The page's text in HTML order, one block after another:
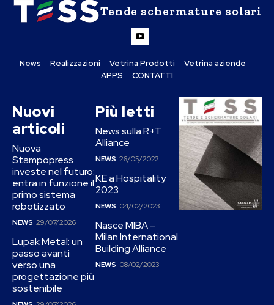
Tende schermature solari
News Realizzazioni Vetrina Prodotti
Vetrina aziende
APPS
CONTATTI
Nuovi
articoli
Nuova
Stampopress
investe nel futuro:
entra in funzione il
primo sistema
robotizzato
NEWS 29/07/2026
Lupak Metal: un
passo avanti
verso una
progettazione più
sostenibile
Più letti
News sulla R+T
Alliance
NEWS 26/05/2022
KE a Hospitality
2023
NEWS 04/02/2023
Nasce MIBA –
Milan International
Building Alliance
NEWS 08/02/2023